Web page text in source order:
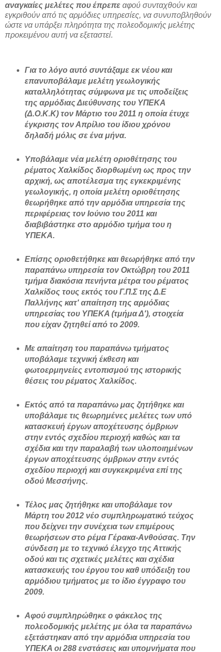
αναγκαίες μελέτες που έπρεπε αφού συνταχθούν και
εγκριθούν από τις αρμόδιες υπηρεσίες, να συνυποβληθούν
ώστε να υπάρξει πληρότητα της πολεοδομικής μελέτης
προκειμένου αυτή να εξεταστεί.
Για το λόγο αυτό συντάξαμε εκ νέου και
επανυποβάλαμε μελέτη γεωλογικής
καταλληλότητας σύμφωνα με τις υποδείξεις
της αρμόδιας Διεύθυνσης του ΥΠΕΚΑ
(Δ.Ο.Κ.Κ) τον Μάρτιο του 2011 η οποία έτυχε
έγκρισης τον Απρίλιο του ίδιου χρόνου
δηλαδή μόλις σε ένα μήνα.
Υποβάλαμε νέα μελέτη οριοθέτησης του
ρέματος Χαλκίδος διορθωμένη ως προς την
αρχική, ως αποτέλεσμα της εγκεκριμένης
γεωλογικής, η οποία μελέτη οριοθέτησης
θεωρήθηκε από την αρμόδια υπηρεσία της
περιφέρειας τον Ιούνιο του 2011 και
διαβιβάστηκε στο αρμόδιο τμήμα του η
ΥΠΕΚΑ.
Επίσης οριοθετήθηκε και θεωρήθηκε από την
παραπάνω υπηρεσία τον Οκτώβρη του 2011
τμήμα διακόσια πενήντα μέτρα του ρέματος
Χαλκίδος τους εκτός του Γ.Π.Σ της Δ.Ε
Παλλήνης κατ' απαίτηση της αρμόδιας
υπηρεσίας του ΥΠΕΚΑ (τμήμα Δ'), στοιχεία
που είχαν ζητηθεί από το 2009.
Με απαίτηση του παραπάνω τμήματος
υποβάλαμε τεχνική έκθεση και
φωτοερμηνείες εντοπισμού της ιστορικής
θέσεις του ρέματος Χαλκίδος.
Εκτός από τα παραπάνω μας ζητήθηκε και
υποβάλαμε τις θεωρημένες μελέτες των υπό
κατασκευή έργων αποχέτευσης όμβριων
στην εντός σχεδίου περιοχή καθώς και τα
σχέδια και την παραλαβή των υλοποιημένων
έργων αποχέτευσης όμβριων στην εντός
σχεδίου περιοχή και συγκεκριμένα επί της
οδού Μεσσήνης.
Τέλος μας ζητήθηκε και υποβάλαμε τον
Μάρτη του 2012 νέο συμπληρωματικό τεύχος
που δείχνει την συνέχεια των επιμέρους
θεωρήσεων στο ρέμα Γέρακα-Ανθούσας. Την
σύνδεση με το τεχνικό έλεγχο της Αττικής
οδού και τις σχετικές μελέτες και σχέδια
κατασκευής του έργου του καθ υπόδειξη του
αρμόδιου τμήματος με το ίδιο έγγραφο του
2009.
Αφού συμπληρώθηκε ο φάκελος της
πολεοδομικής μελέτης με όλα τα παραπάνω
εξετάστηκαν από την αρμόδια υπηρεσία του
ΥΠΕΚΑ οι 288 ενστάσεις και υπομνήματα που